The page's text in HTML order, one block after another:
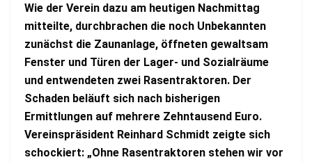
Wie der Verein dazu am heutigen Nachmittag
mitteilte, durchbrachen die noch Unbekannten
zunächst die Zaunanlage, öffneten gewaltsam
Fenster und Türen der Lager- und Sozialräume
und entwendeten zwei Rasentraktoren. Der
Schaden beläuft sich nach bisherigen
Ermittlungen auf mehrere Zehntausend Euro.
Vereinspräsident Reinhard Schmidt zeigte sich
schockiert: „Ohne Rasentraktoren stehen wir vor